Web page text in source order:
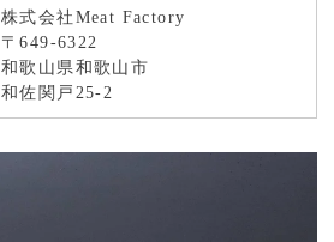
株式会社Meat Factory
〒649-6322
和歌山県和歌山市
和佐関戸25-2